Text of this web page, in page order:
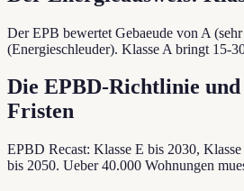
Der EPB bewertet Gebaeude von A
(Energieschleuder). Klasse A bringt 15-
Die EPBD-Richtlinie
Fristen
EPBD Recast: Klasse E bis 2030,
bis 2050. Ueber 40.000 Wohnungen